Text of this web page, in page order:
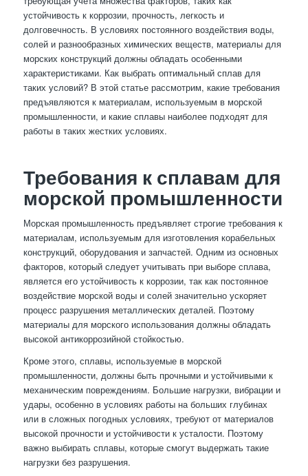
устойчивость к коррозии, прочность, легкость и
долговечность. В условиях постоянного воздействия воды,
солей и разнообразных химических веществ, материалы для
морских конструкций должны обладать особенными
характеристиками. Как выбрать оптимальный сплав для
таких условий? В этой статье рассмотрим, какие требования
предъявляются к материалам, используемым в морской
промышленности, и какие сплавы наиболее подходят для
работы в таких жестких условиях.
Требования к сплавам для
морской промышленности
Морская промышленность предъявляет строгие требования к
материалам, используемым для изготовления корабельных
конструкций, оборудования и запчастей. Одним из основных
факторов, который следует учитывать при выборе сплава,
является его устойчивость к коррозии, так как постоянное
воздействие морской воды и солей значительно ускоряет
процесс разрушения металлических деталей. Поэтому
материалы для морского использования должны обладать
высокой антикоррозийной стойкостью.
Кроме этого, сплавы, используемые в морской
промышленности, должны быть прочными и устойчивыми к
механическим повреждениям. Большие нагрузки, вибрации и
удары, особенно в условиях работы на больших глубинах
или в сложных погодных условиях, требуют от материалов
высокой прочности и устойчивости к усталости. Поэтому
важно выбирать сплавы, которые смогут выдержать такие
нагрузки без разрушения.